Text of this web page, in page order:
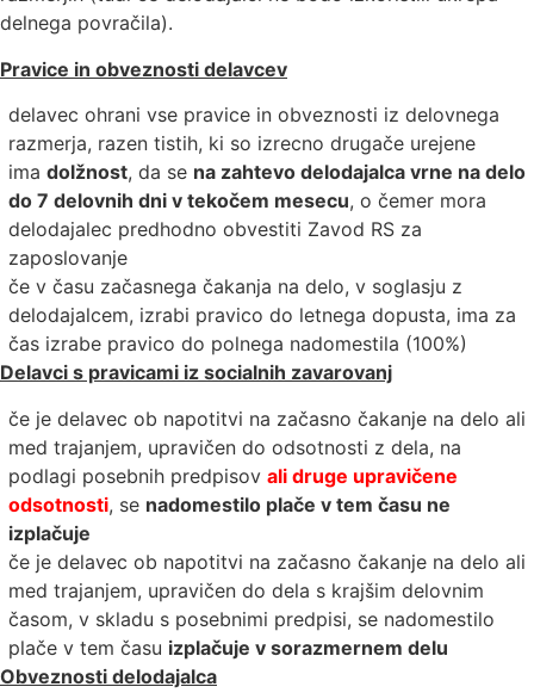
delnega povračila).
Pravice in obveznosti delavcev
delavec ohrani vse pravice in obveznosti iz delovnega
razmerja, razen tistih, ki so izrecno drugače urejene
ima dolžnost, da se na zahtevo delodajalca vrne na delo
do 7 delovnih dni v tekočem mesecu, o čemer mora
delodajalec predhodno obvestiti Zavod RS za
zaposlovanje
če v času začasnega čakanja na delo, v soglasju z
delodajalcem, izrabi pravico do letnega dopusta, ima za
čas izrabe pravico do polnega nadomestila (100%)
Delavci s pravicami iz socialnih zavarovanj
če je delavec ob napotitvi na začasno čakanje na delo ali
med trajanjem, upravičen do odsotnosti z dela, na
podlagi posebnih predpisov ali druge upravičene
odsotnosti, se nadomestilo plače v tem času ne
izplačuje
če je delavec ob napotitvi na začasno čakanje na delo ali
med trajanjem, upravičen do dela s krajšim delovnim
časom, v skladu s posebnimi predpisi, se nadomestilo
plače v tem času izplačuje v sorazmernem delu
Obveznosti delodajalca